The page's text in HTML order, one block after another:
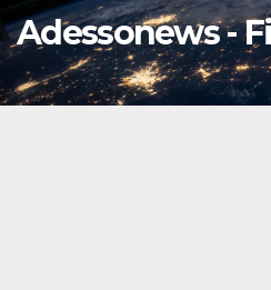
Adessonews -